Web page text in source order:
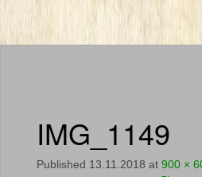
IMG_1149
Published 13.11.2018 at 900 ×